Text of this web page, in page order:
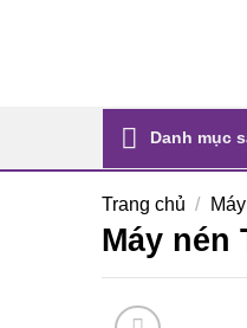
Danh mục
Trang chủ /
Máy nén